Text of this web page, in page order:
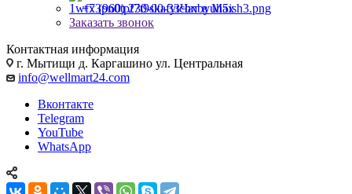
+7 (960) 230-00-33Чат в Max
Заказать звонок
Контактная информация
г. Мытищи д. Каргашино ул. Центральная
info@wellmart24.com
Вконтакте
Telegram
YouTube
WhatsApp